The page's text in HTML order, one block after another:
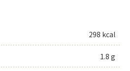
298 kcal
1.8 g